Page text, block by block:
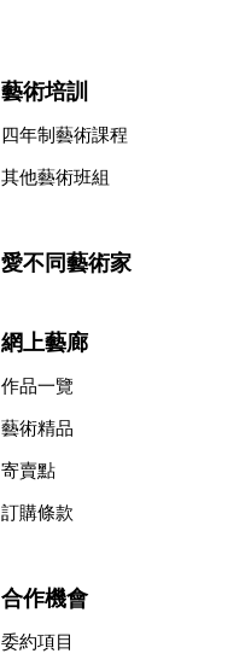
藝術培訓
四年制藝術課程
其他藝術班組
愛不同藝術家
網上藝廊
作品一覽
藝術精品
寄賣點
訂購條款
合作機會
委約項目